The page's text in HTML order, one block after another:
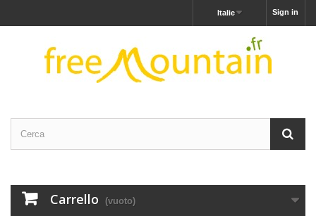
Sign in
Italie
Carrello (vuoto)